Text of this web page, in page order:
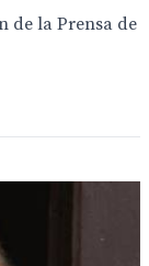
de la Prensa de